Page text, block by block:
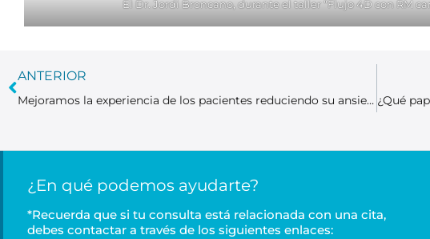
El Dr. Jordi Broncano, durante el taller “Flujo 4D con RM
ANTERIOR
Mejoramos la experiencia de los pacientes reduciendo su ansiedad durante las pruebas diagnósticas.
¿En qué podemos ayudarte?
*Recuerda que si tu consulta está relacionada con una cita,
debes contactar a través de los siguientes enlaces: